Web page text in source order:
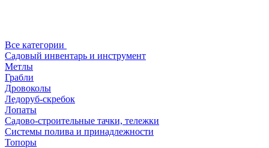
Все категории
Садовый инвентарь и инструмент
Метлы
Грабли
Дровоколы
Ледоруб-скребок
Лопаты
Садово-строительные тачки, тележки
Системы полива и принадлежности
Топоры